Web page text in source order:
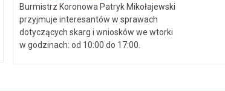
Burmistrz Koronowa Patryk Mikołajewski
przyjmuje interesantów w sprawach
dotyczących skarg i wniosków we wtorki
w godzinach: od 10:00 do 17:00.